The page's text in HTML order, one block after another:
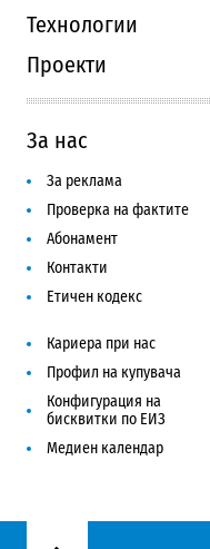
Технологии
Проекти
За нас
За реклама
Проверка на фактите
Абонамент
Контакти
Етичен кодекс
Кариера при нас
Профил на купувача
Конфигурация на
бисквитки по ЕИЗ
Медиен календар